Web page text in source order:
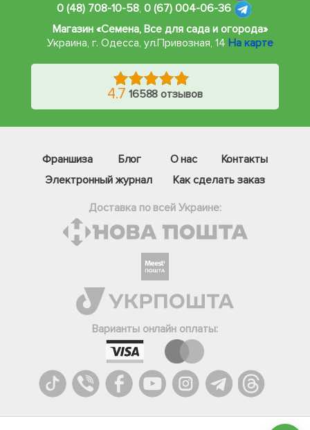
0 (48) 708-10-58, 0 (67) 004-06-36
Магазин «Семена, Все для сада и огорода»
Украина, г. Одесса, ул.Привозная, 14 На карте
4.7 16588 отзывов
Франшиза Блог О нас
Контакты
Электронный журнал
Как сделать заказ
Доставка по всей Украине:
Варианты онлайн оплаты:
Телеграм
Вайбер
Онлайн чат